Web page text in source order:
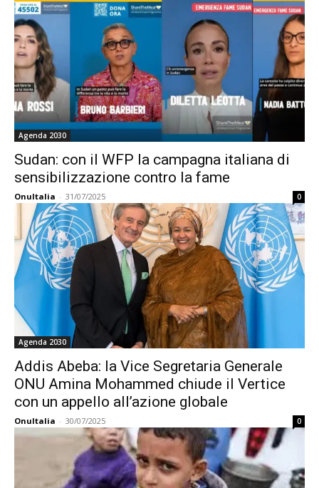
Agenda 2030
Sudan: con il WFP la campagna italiana di
sensibilizzazione contro la fame
OnuItalia - 31/07/2025 0
Agenda 2030
Addis Abeba: la Vice Segretaria Generale
ONU Amina Mohammed chiude il Vertice
con un appello all’azione globale
OnuItalia - 30/07/2025 0